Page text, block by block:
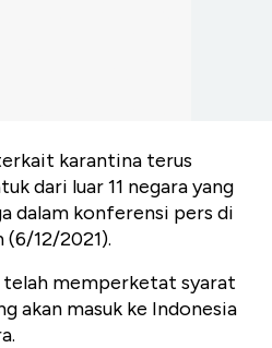
karantina terus
dari luar 11 negara yang
dalam konferensi pers di
(6/12/2021).
memperketat syarat
akan masuk ke Indonesia